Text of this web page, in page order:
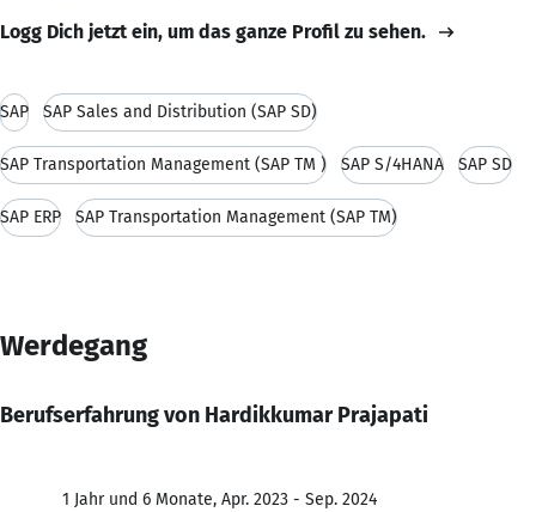
Logg Dich jetzt ein, um das ganze Profil zu sehen.
SAP SAP Sales and Distribution (SAP SD)
SAP Transportation Management (SAP TM ) SAP S/4HANA SAP SD
SAP ERP SAP Transportation Management (SAP TM)
Werdegang
Berufserfahrung von Hardikkumar Prajapati
1 Jahr und 6 Monate, Apr. 2023 - Sep. 2024